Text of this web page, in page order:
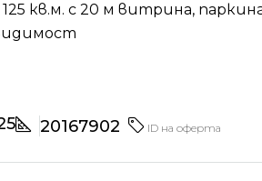
кв.м. с 20 м витрина,
20167902 ID на оферта